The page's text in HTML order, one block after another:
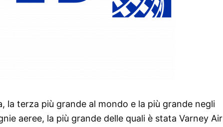
la terza più grande al mondo e la più grande negli
aeree, la più grande delle quali è stata Varney Air